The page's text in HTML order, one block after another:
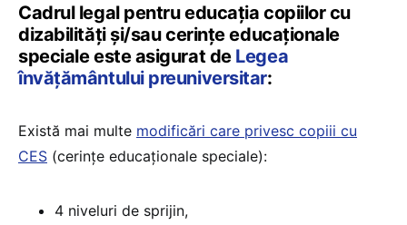
Cadrul legal pentru educația copiilor cu
dizabilități și/sau cerințe educaționale
speciale este asigurat de Legea
învățământului preuniversitar:
Există mai multe modificări care privesc copiii cu
CES (cerințe educaționale speciale):
4 niveluri de sprijin,